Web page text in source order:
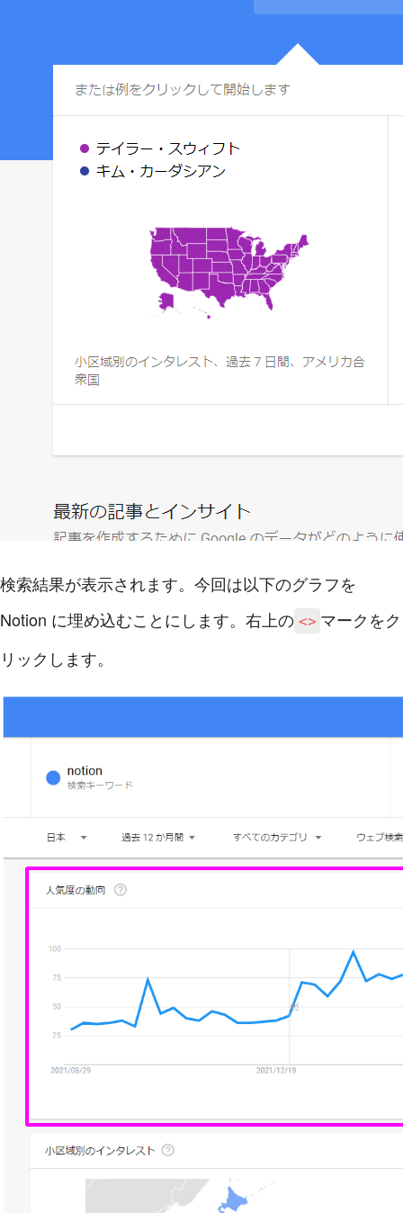
検索結果が表示されます。今回は以下のグラフを
Notion に埋め込むことにします。右上の <> マークをク
リックします。